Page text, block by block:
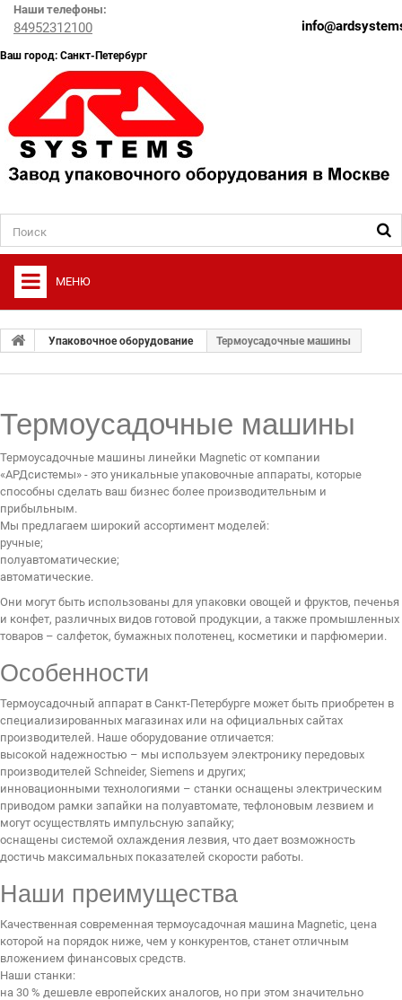
Наши телефоны:
84952312100
Ваш город: Санкт-Петербург
МЕНЮ
О ФИРМЕ
ДИЛЕРАМ
РАСХОДНЫЕ МАТЕРИАЛЫ
ЗАПЧАСТИ
Упаковочное оборудование Термоусадочные машины
Термоусадочные машины
Термоусадочные машины линейки Magnetic от компании
«АРДсистемы» - это уникальные упаковочные аппараты, которые
способны сделать ваш бизнес более производительным и
прибыльным.
Мы предлагаем широкий ассортимент моделей:
ручные;
полуавтоматические;
автоматические.
Они могут быть использованы для упаковки овощей и фруктов, печенья
и конфет, различных видов готовой продукции, а также промышленных
товаров – салфеток, бумажных полотенец, косметики и парфюмерии.
Особенности
Термоусадочный аппарат в Санкт-Петербурге может быть приобретен в
специализированных магазинах или на официальных сайтах
производителей. Наше оборудование отличается:
высокой надежностью – мы используем электронику передовых
производителей Schneider, Siemens и других;
инновационными технологиями – станки оснащены электрическим
приводом рамки запайки на полуавтомате, тефлоновым лезвием и
могут осуществлять импульсную запайку;
оснащены системой охлаждения лезвия, что дает возможность
достичь максимальных показателей скорости работы.
Наши преимущества
Качественная современная термоусадочная машина Magnetic, цена
которой на порядок ниже, чем у конкурентов, станет отличным
вложением финансовых средств.
Наши станки:
на 30 % дешевле европейских аналогов, но при этом значительно